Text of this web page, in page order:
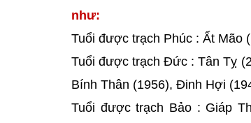
như:
Tuổi được trạch Phúc : Ất Mão
Tuổi được trạch Đức : Tân Tỵ
Bính Thân (1956), Đinh Hợi
Tuổi được trạch Bảo : Giáp